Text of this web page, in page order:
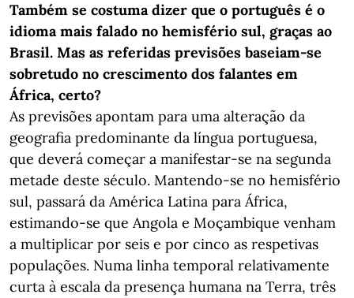
Também se costuma dizer que o português é o
idioma mais falado no hemisfério sul, graças ao
Brasil. Mas as referidas previsões baseiam-se
sobretudo no crescimento dos falantes em
África, certo?
As previsões apontam para uma alteração da
geografia predominante da língua portuguesa,
que deverá começar a manifestar-se na segunda
metade deste século. Mantendo-se no hemisfério
sul, passará da América Latina para África,
estimando-se que Angola e Moçambique venham
a multiplicar por seis e por cinco as respetivas
populações. Numa linha temporal relativamente
curta à escala da presença humana na Terra, três